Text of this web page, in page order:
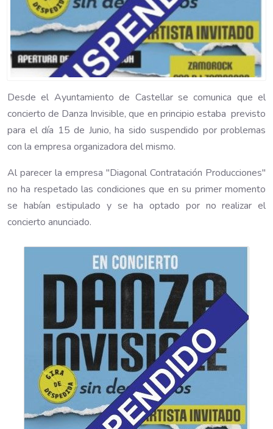
Desde el Ayuntamiento de Castellar se comunica que el
concierto de Danza Invisible, que en principio estaba previsto
para el día 15 de Junio, ha sido suspendido por problemas
con la empresa organizadora del mismo.
Al parecer la empresa "Diagonal Contratación Producciones"
no ha respetado las condiciones que en su primer momento
se habían estipulado y se ha optado por no realizar el
concierto anunciado.